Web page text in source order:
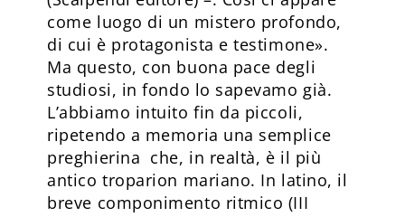
come luogo di un mistero profondo,
di cui è protagonista e testimone».
Ma questo, con buona pace degli
studiosi, in fondo lo sapevamo già.
L’abbiamo intuito fin da piccoli,
ripetendo a memoria una semplice
preghierina che, in realtà, è il più
antico troparion mariano. In latino, il
breve componimento ritmico (III